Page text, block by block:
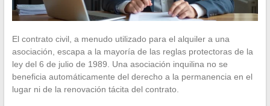
El contrato civil, a menudo utilizado para el alquiler a una
asociación, escapa a la mayoría de las reglas protectoras de la
ley del 6 de julio de 1989. Una asociación inquilina no se
beneficia automáticamente del derecho a la permanencia en el
lugar ni de la renovación tácita del contrato.